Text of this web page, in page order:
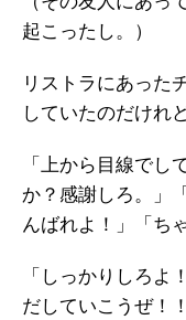
起こったし。）
リストラにあった
していたのだけれ
「上から目線でし
か？感謝しろ。」
んばれよ！」「ち
「しっかりしろよ
だしていこうぜ！！